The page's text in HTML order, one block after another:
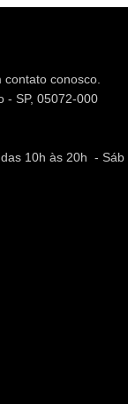
conosco.
- SP, 05072-000
10h às 20h - Sáb